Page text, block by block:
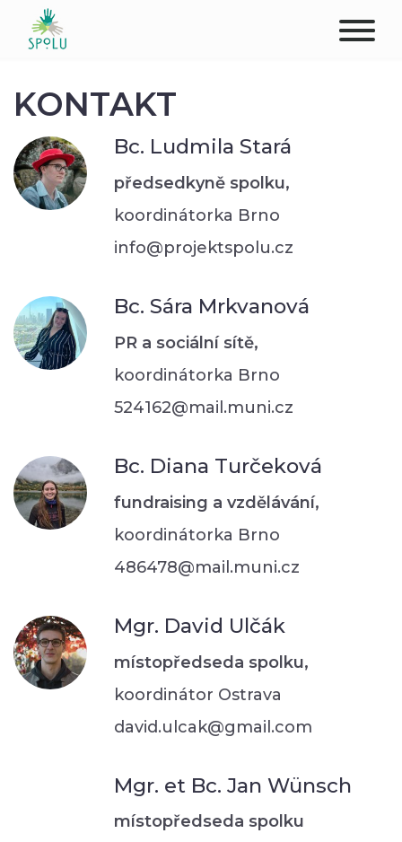
PODPOŘTE NÁS
PŮSOBIŠTĚ
PROFESIONÁLOVÉ
STUDENTI
KONTAKT
Bc. Ludmila Stará
předsedkyně spolku,
koordinátorka Brno
info@projektspolu.cz
Bc. Sára Mrkvanová
PR a sociální sítě,
koordinátorka Brno
524162@mail.muni.cz
Bc. Diana Turčeková
fundraising a vzdělávání,
koordinátorka Brno
486478@mail.muni.cz
Mgr. David Ulčák
místopředseda spolku,
koordinátor Ostrava
david.ulcak@gmail.com
Mgr. et Bc. Jan Wünsch
místopředseda spolku